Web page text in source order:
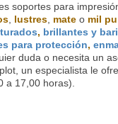
soportes para
, lustres, mate o mil
, brillantes y
para protección,
duda o necesita un
un especialista le
a 17,00 horas).